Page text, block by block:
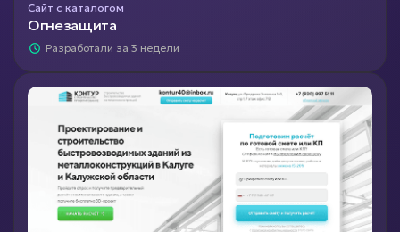
Сайт с каталогом
Огнезащита
Разработали за 3 недели